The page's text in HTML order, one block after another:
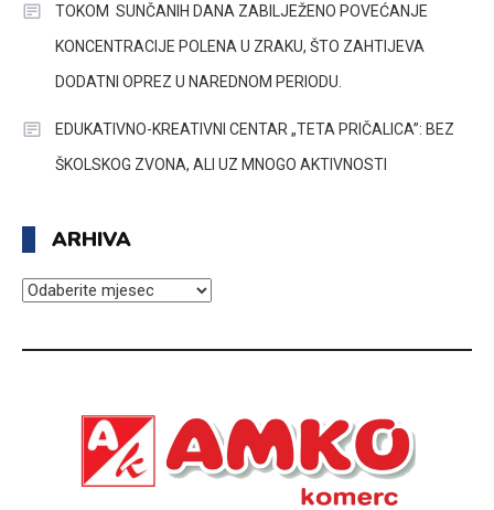
TOKOM SUNČANIH DANA ZABILJEŽENO POVEĆANJE
KONCENTRACIJE POLENA U ZRAKU, ŠTO ZAHTIJEVA
DODATNI OPREZ U NAREDNOM PERIODU.
EDUKATIVNO-KREATIVNI CENTAR „TETA PRIČALICA”: BEZ
ŠKOLSKOG ZVONA, ALI UZ MNOGO AKTIVNOSTI
ARHIVA
ARHIVA